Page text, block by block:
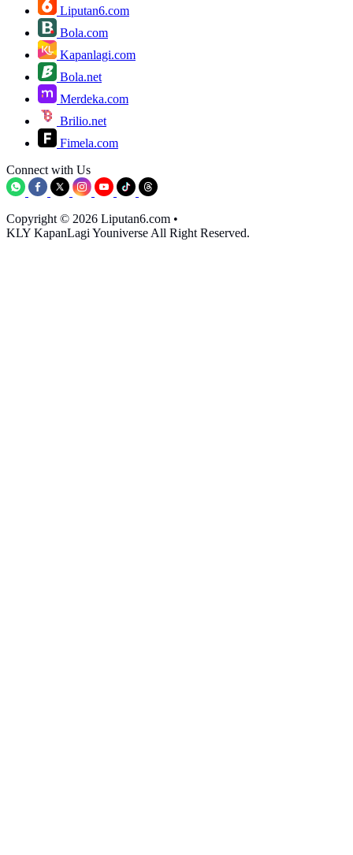
Liputan6.com
Bola.com
Kapanlagi.com
Bola.net
Merdeka.com
Brilio.net
Fimela.com
Connect with Us
Copyright © 2026 Liputan6.com •
KLY KapanLagi Youniverse All Right Reserved.